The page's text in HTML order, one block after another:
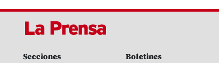
Secciones Boletines